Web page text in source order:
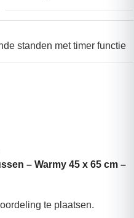
standen met timer functie
– Warmy 45 x 65 cm –
te plaatsen.